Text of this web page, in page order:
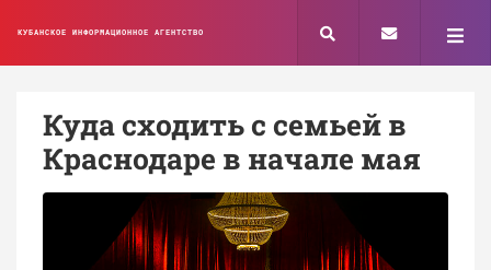
КУБАНСКОЕ ИНФОРМАЦИОННОЕ АГЕНТСТВО
Куда сходить с семьей в
Краснодаре в начале мая